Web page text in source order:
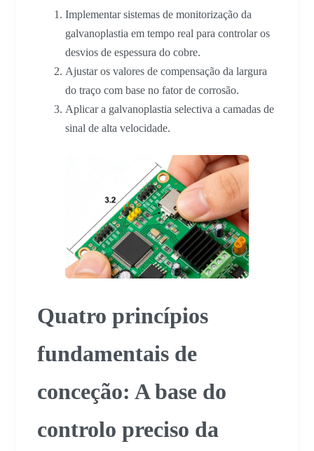
Implementar sistemas de monitorização da
galvanoplastia em tempo real para controlar os
desvios de espessura do cobre.
Ajustar os valores de compensação da largura
do traço com base no fator de corrosão.
Aplicar a galvanoplastia selectiva a camadas de
sinal de alta velocidade.
Quatro princípios
fundamentais de
conceção: A base do
controlo preciso da